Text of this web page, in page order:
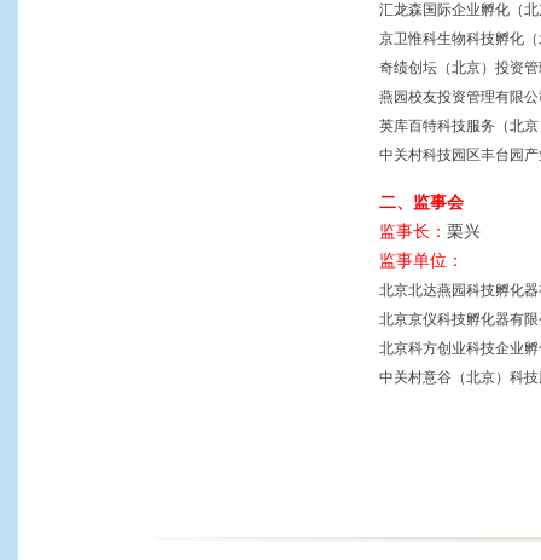
汇龙森国际企业孵化（
京卫惟科生物科技孵化
奇绩创坛（北京）投资
燕园校友投资管理有限
英库百特科技服务（北
中关村科技园区丰台园
二、监事会
监事长： 栗兴
监事单位：
北京北达燕园科技孵化
北京京仪科技孵化器有
北京科方创业科技企业
中关村意谷（北京）科